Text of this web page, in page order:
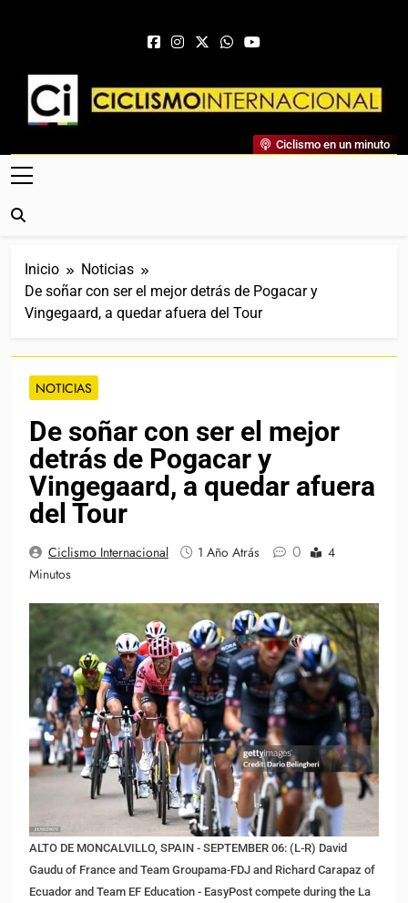
Ciclismo Internacional
Web Dedicada Al Ciclismo Mundial. Entrevistas, Análisis,
Crónicas, Previas Y Más. La Web Ciclista De Referencia.
Ciclismo en un minuto
Inicio
Noticias
De soñar con ser el mejor detrás de Pogacar y
Vingegaard, a quedar afuera del Tour
NOTICIAS
De soñar con ser el mejor
detrás de Pogacar y
Vingegaard, a quedar afuera
del Tour
Ciclismo Internacional 1 Año Atrás 0
4
Minutos
ALTO DE MONCALVILLO, SPAIN - SEPTEMBER 06: (L-R) David
Gaudu of France and Team Groupama-FDJ and Richard Carapaz of
Ecuador and Team EF Education - EasyPost compete during the La